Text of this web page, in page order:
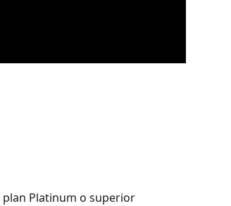
plan Platinum o superior